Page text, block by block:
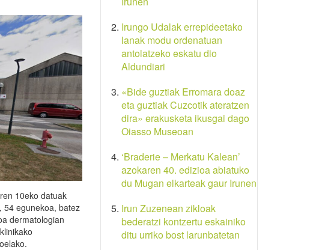
10eko datuak
54 egunekoa, batez
dermatologian
Irungo Udalak errepideetako
lanak modu ordenatuan
antolatzeko eskatu dio
Aldundiari
«Bide guztiak Erromara doaz
eta guztiak Cuzcotik ateratzen
dira» erakusketa ikusgai dago
Oiasso Museoan
‘Braderie – Merkatu Kalean’
azokaren 40. edizioa abiatuko
du Mugan elkarteak gaur Irunen
Irun Zuzenean zikloak
bederatzi kontzertu eskainiko
ditu urriko bost larunbatetan